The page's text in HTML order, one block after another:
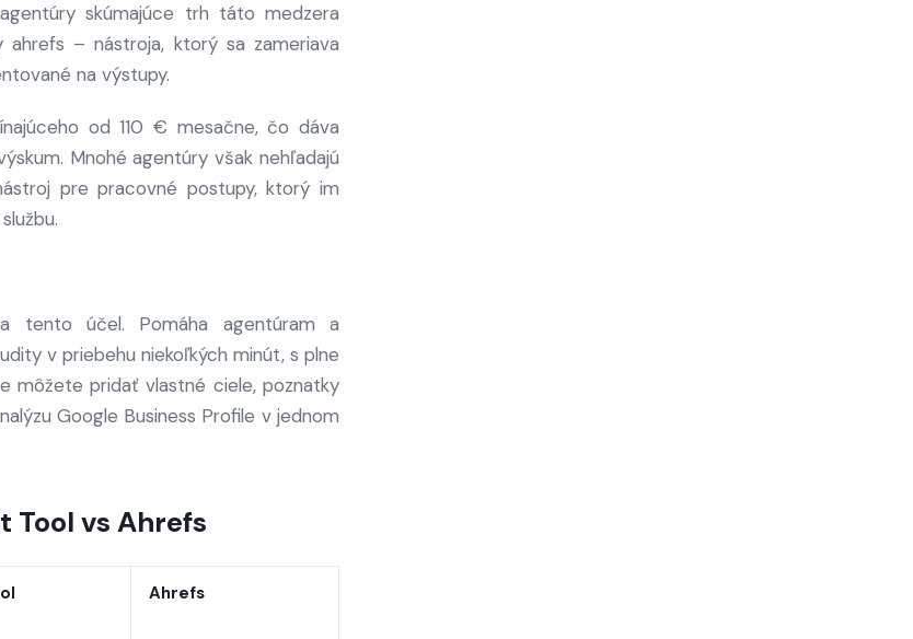
skúmajúce trh táto medzera
ahrefs – nástroja, ktorý sa zameriava
na výstupy.
od 110 € mesačne, čo dáva
Mnohé agentúry však nehľadajú
pre pracovné postupy, ktorý im
tento účel. Pomáha agentúram a
v priebehu niekoľkých minút, s plne
môžete pridať vlastné ciele, poznatky
Google Business Profile v jednom
Tool vs Ahrefs
Ahrefs